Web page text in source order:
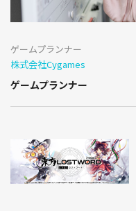
ゲームプランナー
株式会社Cygames
ゲームプランナー